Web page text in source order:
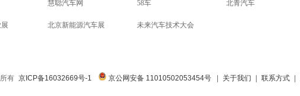
慧聪汽车网 58车 北青汽车
北京新能源汽车展 未来汽车技术大会
有 京ICP备16032669号-1 京公网安备 11010502053454号 | 关于我们 | 联系方式 |